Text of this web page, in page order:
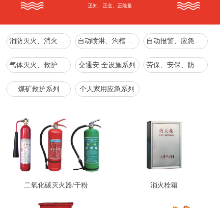
正知、正念、正能量
消防灭火、消火栓系列 自动喷淋、沟槽管件、增压稳压、消防水箱系列 自动报警、应急照明、疏散指示、防火、防排烟通风系列
气体灭火、救护、应急抢救救援、工具系列 交通安 全设施系列 劳保、安保、防爆、森防系列
煤矿救护系列 个人家用应急系列
二氧化碳灭火器/干粉 消火栓箱